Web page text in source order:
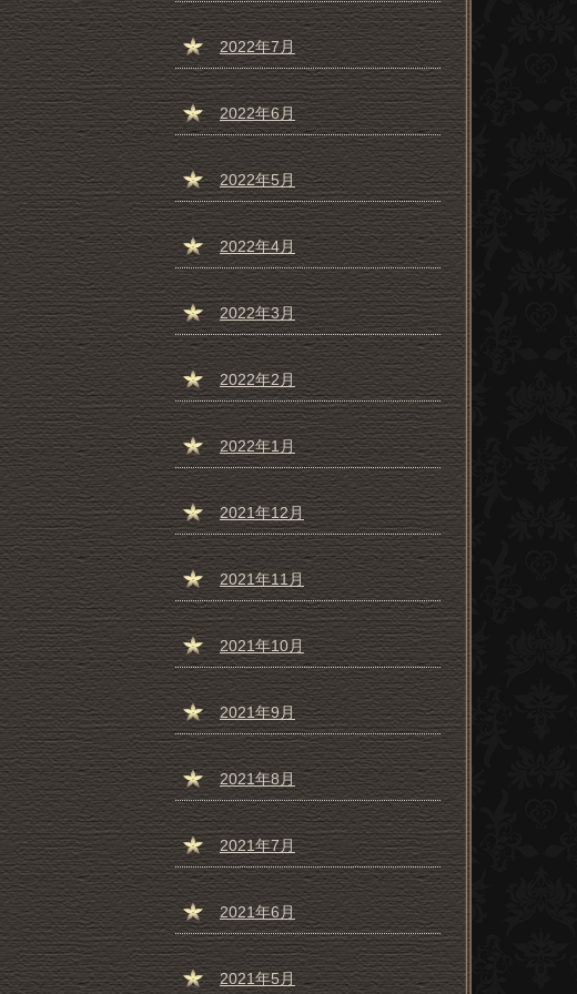
2022年7月
2022年6月
2022年5月
2022年4月
2022年3月
2022年2月
2022年1月
2021年12月
2021年11月
2021年10月
2021年9月
2021年8月
2021年7月
2021年6月
2021年5月